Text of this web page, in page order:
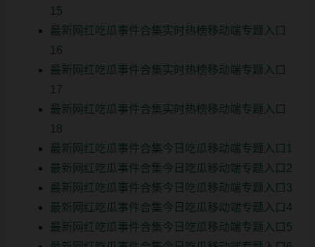
15
最新网红吃瓜事件合集实时热榜移动端专题入口
16
最新网红吃瓜事件合集实时热榜移动端专题入口
17
最新网红吃瓜事件合集实时热榜移动端专题入口
18
最新网红吃瓜事件合集今日吃瓜移动端专题入口1
最新网红吃瓜事件合集今日吃瓜移动端专题入口2
最新网红吃瓜事件合集今日吃瓜移动端专题入口3
最新网红吃瓜事件合集今日吃瓜移动端专题入口4
最新网红吃瓜事件合集今日吃瓜移动端专题入口5